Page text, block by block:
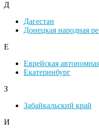
Д
Дагестан
Донецкая народная
Е
Еврейская
Екатеринбург
З
Забайкальский край
И